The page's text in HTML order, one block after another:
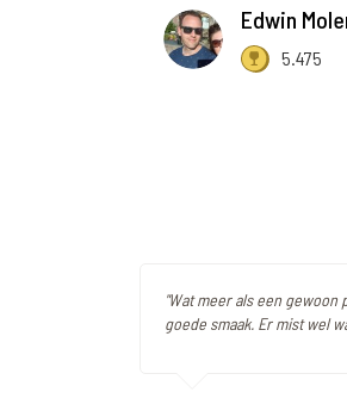
Edwin
5.475
"Wat meer als een
goede smaak. Er mist wel